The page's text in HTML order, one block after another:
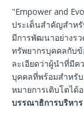
"Empower and
ประเด็นสำคัญสำห
มีการพัฒนาอย่างร
ทรัพยากรบุคคลกับ
ละเอียดว่าผู้นำที่มี
บุคคลที่พร้อมสำหรั
หมายการเติบโตได้
บรรณาธิการบริหาร